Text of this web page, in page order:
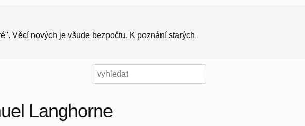
Věcí nových je všude bezpočtu. K poznání starých
Langhorne